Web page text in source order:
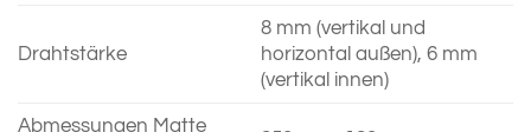
Drahtstärke
8 mm (vertikal und
horizontal außen), 6 mm
(vertikal innen)
Abmessungen Matte